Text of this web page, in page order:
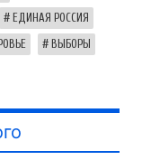
ЕДИНАЯ РОССИЯ
ВЫБОРЫ